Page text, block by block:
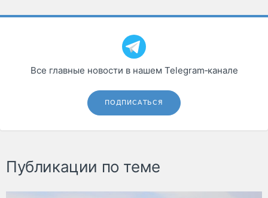
Все главные новости в нашем Telegram‑канале
ПОДПИСАТЬСЯ
Публикации по теме